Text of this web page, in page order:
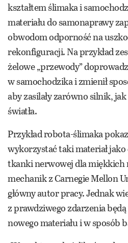
kształtem ślimaka i
materiału do samonaprawy
obwodom odporność na
rekonfiguracji. Na przykład
żelowe „przewody”
w samochodzika i zmienił
aby zasilały zarówno silnik,
światła.
Przykład robota-ślimaka
wykorzystać taki materiał
tkanki nerwowej dla
mechanik z Carnegie Mellon
główny autor pracy. Jednak
z prawdziwego zdarzenia będą
nowego materiału i w sposób